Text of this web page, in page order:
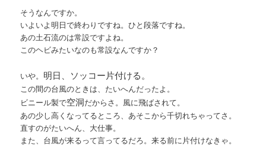
そうなんですか。
いよいよ明日で終わりですね。ひと段落ですね。
あの土石流のは常設ですよね。
このヘビみたいなのも常設なんですか？
いや。 明日、ソッコー片付ける。
この間の台風のときは、たいへんだったよ。
ビニール製で空洞だからさ。風に飛ばされて。
あの少し高くなってるところ、あそこから千切れちゃってさ。
直すのがたいへん、大仕事。
また、台風が来るって言ってるだろ。来る前に片付けなきゃ。